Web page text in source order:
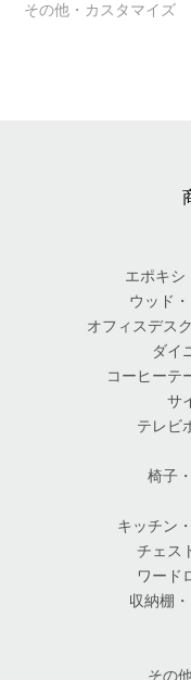
その他・カスタマイズ
エポキシ
ウッド
オフィスデス
ダイ
コーヒーテ
サ
テレビ
椅子
キッチン
チェス
ワード
収納棚
その